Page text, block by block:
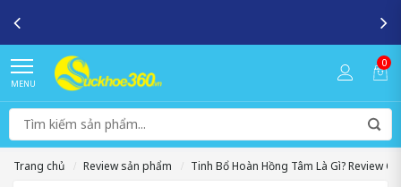
MENU
0
Trang chủ Review sản phẩm Tinh Bổ Hoàn Hồng Tâm Là Gì? Review